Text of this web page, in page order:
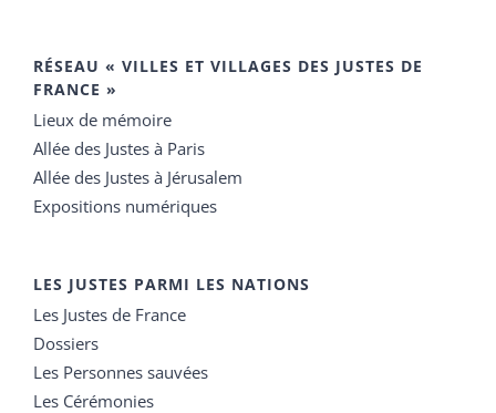
RÉSEAU « VILLES ET VILLAGES DES JUSTES DE
FRANCE »
Lieux de mémoire
Allée des Justes à Paris
Allée des Justes à Jérusalem
Expositions numériques
LES JUSTES PARMI LES NATIONS
Les Justes de France
Dossiers
Les Personnes sauvées
Les Cérémonies